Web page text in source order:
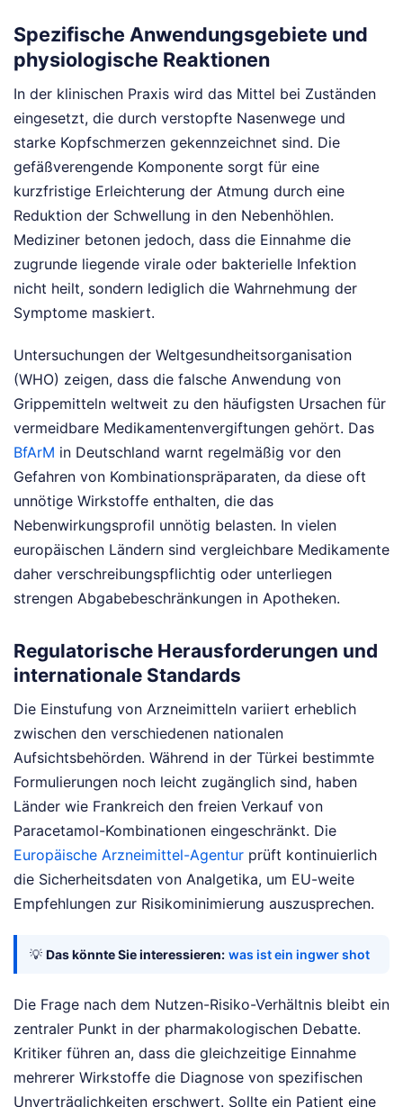
Spezifische Anwendungsgebiete und
physiologische Reaktionen
In der klinischen Praxis wird das Mittel bei Zuständen
eingesetzt, die durch verstopfte Nasenwege und
starke Kopfschmerzen gekennzeichnet sind. Die
gefäßverengende Komponente sorgt für eine
kurzfristige Erleichterung der Atmung durch eine
Reduktion der Schwellung in den Nebenhöhlen.
Mediziner betonen jedoch, dass die Einnahme die
zugrunde liegende virale oder bakterielle Infektion
nicht heilt, sondern lediglich die Wahrnehmung der
Symptome maskiert.
Untersuchungen der Weltgesundheitsorganisation
(WHO) zeigen, dass die falsche Anwendung von
Grippemitteln weltweit zu den häufigsten Ursachen für
vermeidbare Medikamentenvergiftungen gehört. Das
BfArM in Deutschland warnt regelmäßig vor den
Gefahren von Kombinationspräparaten, da diese oft
unnötige Wirkstoffe enthalten, die das
Nebenwirkungsprofil unnötig belasten. In vielen
europäischen Ländern sind vergleichbare Medikamente
daher verschreibungspflichtig oder unterliegen
strengen Abgabebeschränkungen in Apotheken.
Regulatorische Herausforderungen und
internationale Standards
Die Einstufung von Arzneimitteln variiert erheblich
zwischen den verschiedenen nationalen
Aufsichtsbehörden. Während in der Türkei bestimmte
Formulierungen noch leicht zugänglich sind, haben
Länder wie Frankreich den freien Verkauf von
Paracetamol-Kombinationen eingeschränkt. Die
Europäische Arzneimittel-Agentur prüft kontinuierlich
die Sicherheitsdaten von Analgetika, um EU-weite
Empfehlungen zur Risikominimierung auszusprechen.
💡 Das könnte Sie interessieren: was ist ein ingwer shot
Die Frage nach dem Nutzen-Risiko-Verhältnis bleibt ein
zentraler Punkt in der pharmakologischen Debatte.
Kritiker führen an, dass die gleichzeitige Einnahme
mehrerer Wirkstoffe die Diagnose von spezifischen
Unverträglichkeiten erschwert. Sollte ein Patient eine